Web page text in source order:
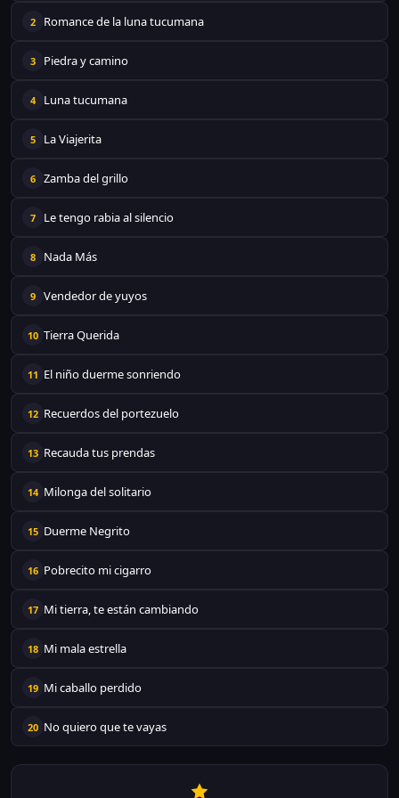
2 Romance de la luna tucumana
3 Piedra y camino
4 Luna tucumana
5 La Viajerita
6 Zamba del grillo
7 Le tengo rabia al silencio
8 Nada Más
9 Vendedor de yuyos
10 Tierra Querida
11 El niño duerme sonriendo
12 Recuerdos del portezuelo
13 Recauda tus prendas
14 Milonga del solitario
15 Duerme Negrito
16 Pobrecito mi cigarro
17 Mi tierra, te están cambiando
18 Mi mala estrella
19 Mi caballo perdido
20 No quiero que te vayas